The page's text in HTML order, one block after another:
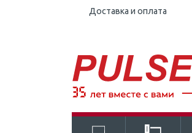
Доставка и оплата